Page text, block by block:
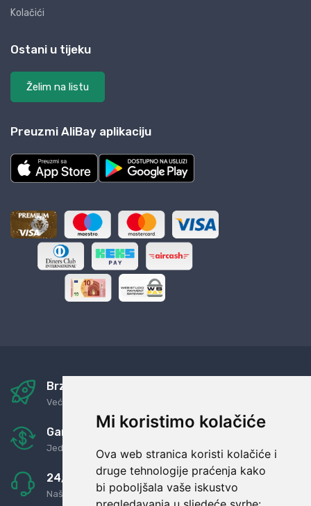
Mi koristimo kolačiće
Ova web stranica koristi kolačiće i
druge tehnologije praćenja kako
bi poboljšala vaše iskustvo
Kolačići
Ostani u tijeku
Želim na listu
Preuzmi AliBay aplikaciju
Brza i sigurna dostava
Već za nekoliko dana kod vas
Garancija u povrat novaca
Jednostavno pravilo: Roba za novac
24/7 odlična podrška
Naši agenti uvijek na raspolaganju